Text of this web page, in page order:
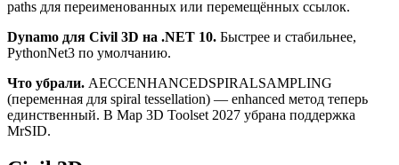
paths для переименованных или перемещённых ссылок.
Dynamo для Civil 3D на .NET 10. Быстрее и стабильнее,
PythonNet3 по умолчанию.
Что убрали. AECCENHANCEDSPIRALSAMPLING
(переменная для spiral tessellation) — enhanced метод теперь
единственный. В Map 3D Toolset 2027 убрана поддержка
MrSID.